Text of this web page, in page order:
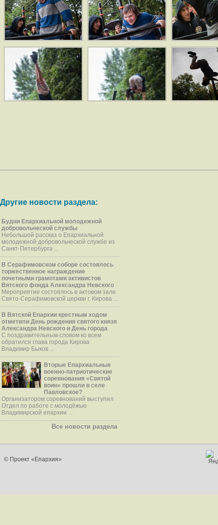
Другие новости раздела:
Будни Епархиальной молодежной
добровольческой службы
Небольшой рассказ о Епархиальной
молодежной добровольческой службе из
Санкт-Петербурга ...
В Серафимовском соборе состоялось
торжественное награждение
почетными грамотами активистов
Вятского фонда Александра Невского
Мероприятие состоялось в актовом зале
Свято-Серафимовской церкви г. Кирова ...
В Вятской Епархии крестным ходом
отметили День рождения святого князя
Александра Невского и День города
С поздравительным словом ко всем
обратился глава города Кирова
Владимир Быков ...
Вторые Епархиальные
военно-патриотические
соревнования «Святой
воин» прошли в селе
Павловское?
Организатором соревнований выступил
Отдел по работе с молодёжью
Владимирской епархии ...
Все новости раздела
© Проект «Епархия»